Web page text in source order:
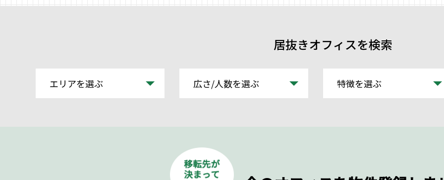
居抜きオフィスを検索
エリアを選ぶ 広さ/人数を選ぶ 特徴を選ぶ